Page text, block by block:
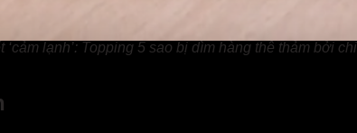
lạnh’: Topping 5 sao bị dìm hàng thê thảm bởi